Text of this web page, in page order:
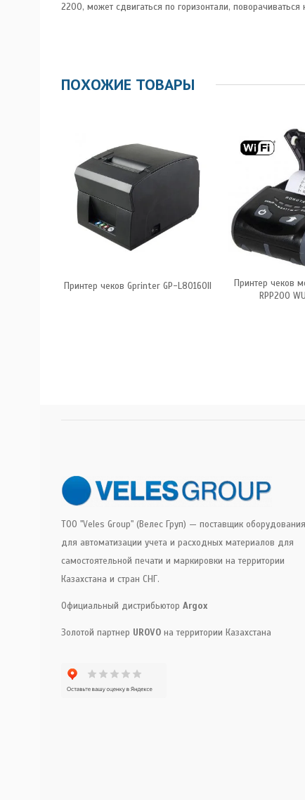
2200, может сдвигаться по горизонтали,
ПОХОЖИЕ ТОВАРЫ
Принтер чеков Gprinter GP-L80160II
Принтер чеков
RPP200
ТОО "Veles Group" (Велес Груп) — поставщик оборудования
для автоматизации учета и расходных материалов для
самостоятельной печати и маркировки на территории
Казахстана и стран СНГ.
Официальный дистрибьютор Argox
Золотой партнер UROVO на территории Казахстана